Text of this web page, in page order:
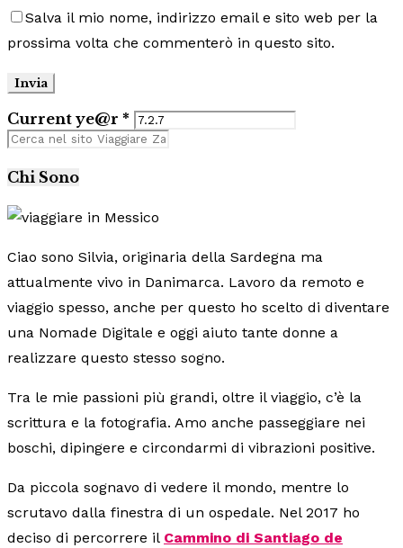
Salva il mio nome, indirizzo email e sito web per la
prossima volta che commenterò in questo sito.
Current ye@r *
Chi Sono
Ciao sono Silvia, originaria della Sardegna ma
attualmente vivo in Danimarca. Lavoro da remoto e
viaggio spesso, anche per questo ho scelto di diventare
una Nomade Digitale e oggi aiuto tante donne a
realizzare questo stesso sogno.
Tra le mie passioni più grandi, oltre il viaggio, c’è la
scrittura e la fotografia. Amo anche passeggiare nei
boschi, dipingere e circondarmi di vibrazioni positive.
Da piccola sognavo di vedere il mondo, mentre lo
scrutavo dalla finestra di un ospedale. Nel 2017 ho
deciso di percorrere il Cammino di Santiago de